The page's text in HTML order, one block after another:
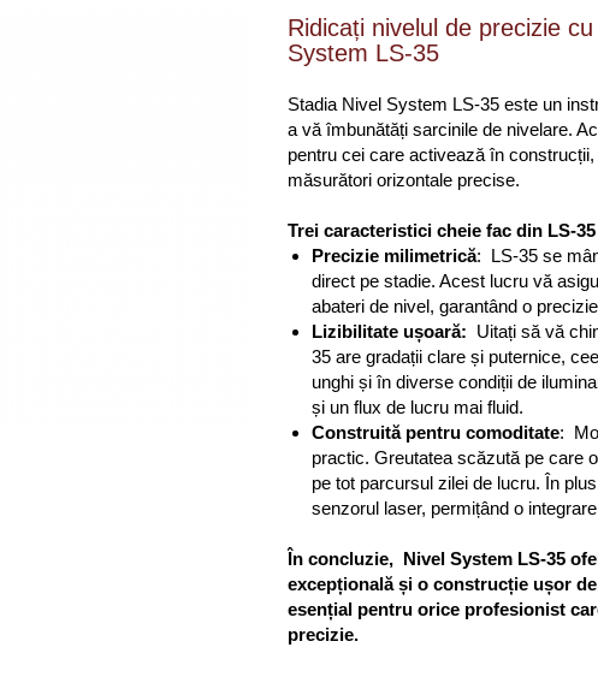
Ridicați nivelul de precizie
System LS-35
Stadia Nivel System LS-35 este un
a vă îmbunătăți sarcinile de nivelare.
pentru cei care activează în
măsurători orizontale precise.
Trei caracteristici cheie fac din LS-
Precizie milimetrică: LS-35 se
direct pe stadie. Acest lucru vă
abateri de nivel, garantând o
Lizibilitate ușoară: Uitați să vă
35 are gradații clare și puternice,
unghi și în diverse condiții de
și un flux de lucru mai fluid.
Construită pentru comoditate:
practic. Greutatea scăzută pe care
pe tot parcursul zilei de lucru. În
senzorul laser, permițând o
În concluzie, Nivel System LS-35
excepțională și o construcție ușor
esențial pentru orice profesionist
precizie.